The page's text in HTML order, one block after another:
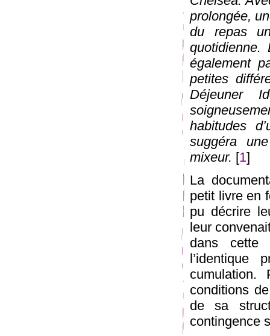
prolongée,
du repas
également
petites
Déjeuner
habitudes
suggéra
mixeur. [1]
La
petit livre en
pu décrire
leur
dans cette
cumulation.
conditions
de sa
contingence